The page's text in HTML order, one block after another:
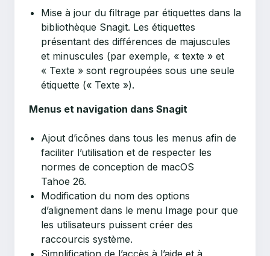
Mise à jour du filtrage par étiquettes dans la
bibliothèque Snagit. Les étiquettes
présentant des différences de majuscules
et minuscules (par exemple, « texte » et
« Texte » sont regroupées sous une seule
étiquette (« Texte »).
Menus et navigation dans Snagit
Ajout d’icônes dans tous les menus afin de
faciliter l’utilisation et de respecter les
normes de conception de macOS
Tahoe 26.
Modification du nom des options
d’alignement dans le menu Image pour que
les utilisateurs puissent créer des
raccourcis système.
Simplification de l’accès à l’aide et à